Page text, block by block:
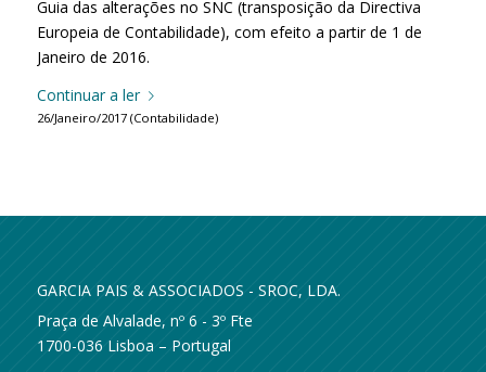
Guia das alterações no SNC (transposição da Directiva
Europeia de Contabilidade), com efeito a partir de 1 de
Janeiro de 2016.
Continuar a ler
26/Janeiro/2017 (Contabilidade)
GARCIA PAIS & ASSOCIADOS - SROC, LDA.
Praça de Alvalade, nº 6 - 3º Fte
1700-036 Lisboa – Portugal